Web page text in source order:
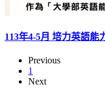
113年4-5月 培力英語能
Previous
1
Next